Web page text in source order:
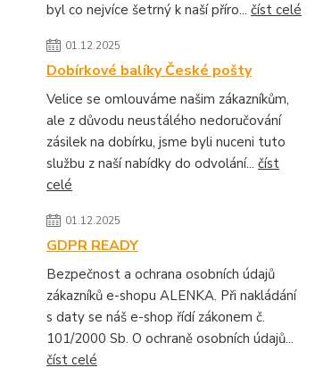
byl co nejvíce šetrný k naší příro... číst celé
01.12.2025
Dobírkové balíky České pošty
Velice se omlouváme našim zákazníkům,
ale z důvodu neustálého nedoručování
zásilek na dobírku, jsme byli nuceni tuto
službu z naší nabídky do odvolání... číst
celé
01.12.2025
GDPR READY
Bezpečnost a ochrana osobních údajů
zákazníků e-shopu ALENKA. Při nakládání
s daty se náš e-shop řídí zákonem č.
101/2000 Sb. O ochraně osobních údajů...
číst celé